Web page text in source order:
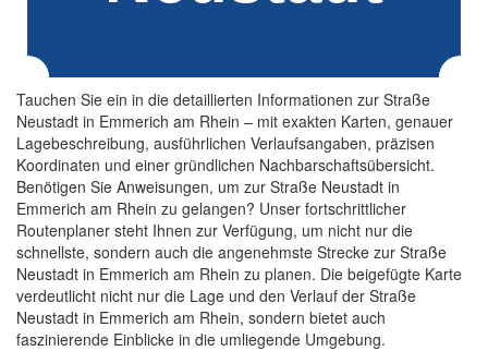
Tauchen Sie ein in die detaillierten Informationen zur Straße
Neustadt in Emmerich am Rhein – mit exakten Karten, genauer
Lagebeschreibung, ausführlichen Verlaufsangaben, präzisen
Koordinaten und einer gründlichen Nachbarschaftsübersicht.
Benötigen Sie Anweisungen, um zur Straße Neustadt in
Emmerich am Rhein zu gelangen? Unser fortschrittlicher
Routenplaner steht Ihnen zur Verfügung, um nicht nur die
schnellste, sondern auch die angenehmste Strecke zur Straße
Neustadt in Emmerich am Rhein zu planen. Die beigefügte Karte
verdeutlicht nicht nur die Lage und den Verlauf der Straße
Neustadt in Emmerich am Rhein, sondern bietet auch
faszinierende Einblicke in die umliegende Umgebung.